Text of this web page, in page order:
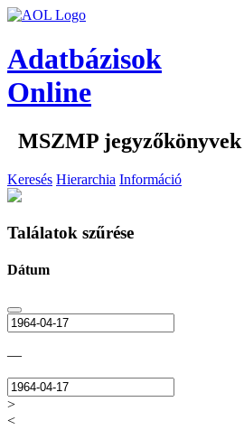
Adatbázisok
Online
MSZMP jegyzőkönyvek
Keresés Hierarchia Információ
Találatok szűrése
Dátum
—
>
<